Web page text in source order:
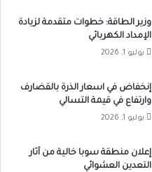
وزير الطاقة: خطوات متقدمة لزيادة
الإمداد الكهربائي
يوليو 1, 2026
إنخفاض في اسعار الذرة بالقضارف
وارتفاع في قيمة التسالي
يوليو 1, 2026
إعلان منطقة سوبا خالية من آثار
التعدين العشوائي